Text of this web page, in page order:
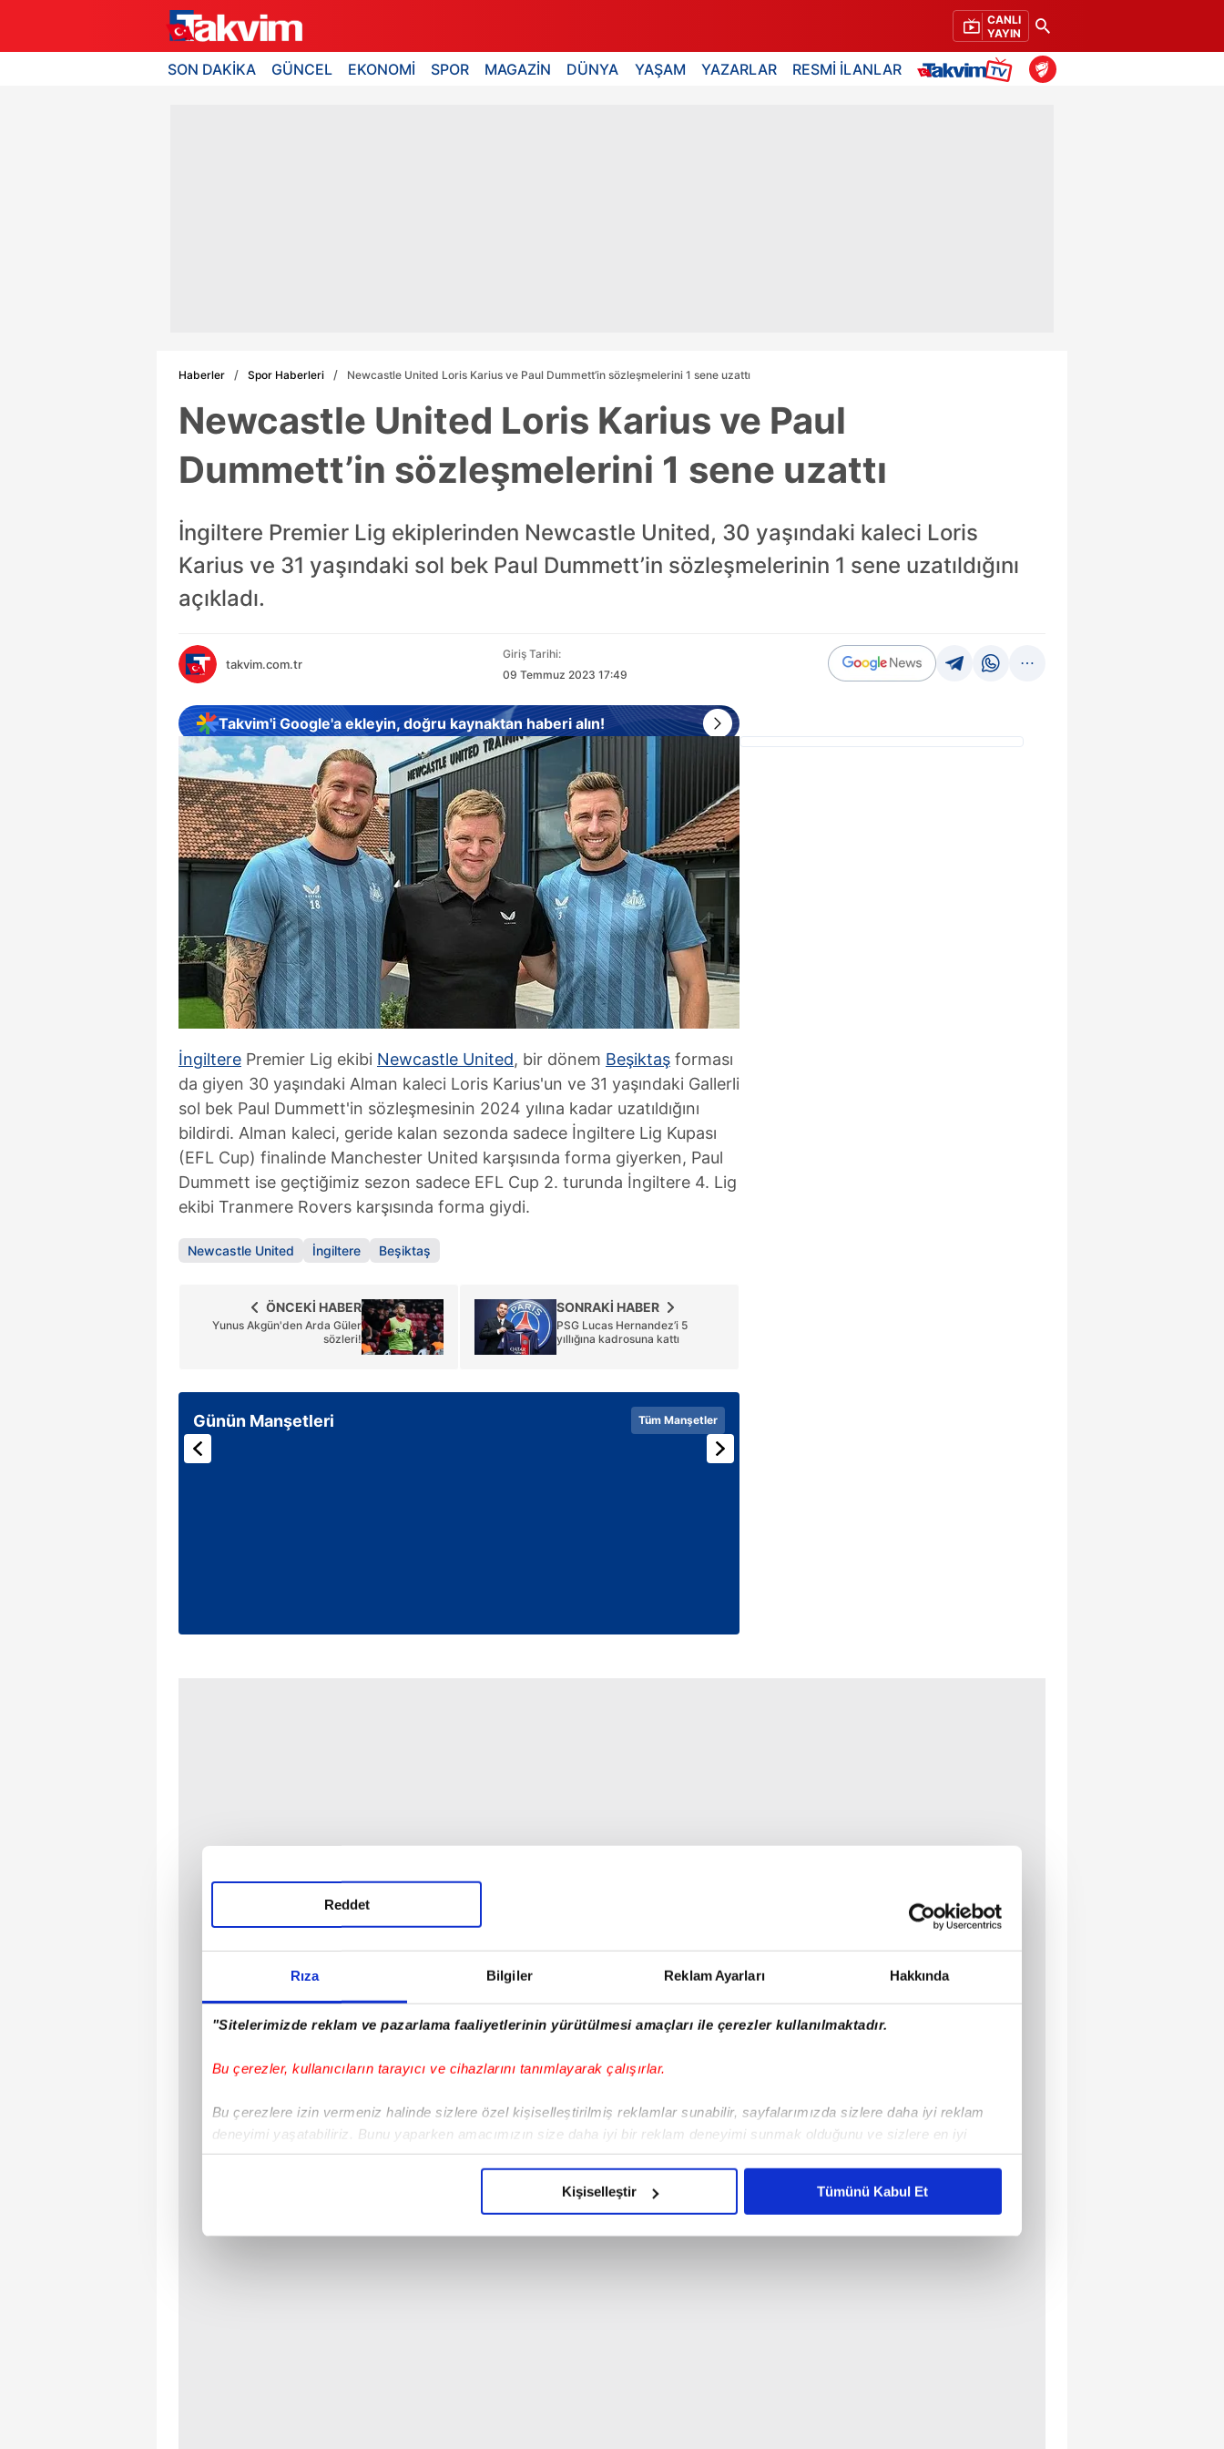
Rıza Bilgiler Reklam Ayarları Hakkında
"Sitelerimizde reklam ve pazarlama faaliyetlerinin yürütülmesi amaçları ile çerezler kullanılmaktadır.
Bu çerezler, kullanıcıların tarayıcı ve cihazlarını tanımlayarak çalışırlar.
Bu çerezlere izin vermeniz halinde sizlere özel kişiselleştirilmiş reklamlar sunabilir, sayfalarımızda sizlere daha iyi reklam
deneyimi yaşatabiliriz. Bunu yaparken amacımızın size daha iyi bir reklam deneyimi sunmak olduğunu ve sizlere en iyi
içerikleri sunabilmek adına elimizden gelen çabayı gösterdiğimizi ve bu noktada, reklamların maliyetlerimizi karşılamak
Reddet
Kişiselleştir Tümünü Kabul Et
CANLI
YAYIN
SON DAKİKA GÜNCEL EKONOMİ SPOR MAGAZİN DÜNYA YAŞAM YAZARLAR RESMİ İLANLAR
Haberler Spor Haberleri Newcastle United Loris Karius ve Paul Dummett’in sözleşmelerini 1 sene uzattı
Newcastle United Loris Karius ve Paul
Dummett’in sözleşmelerini 1 sene uzattı
İngiltere Premier Lig ekiplerinden Newcastle United, 30 yaşındaki kaleci Loris
Karius ve 31 yaşındaki sol bek Paul Dummett’in sözleşmelerinin 1 sene uzatıldığını
açıkladı.
takvim.com.tr
Giriş Tarihi:
09 Temmuz 2023 17:49
Takvim'i Google'a ekleyin, doğru kaynaktan haberi alın!
İngiltere Premier Lig ekibi Newcastle United, bir dönem Beşiktaş forması
da giyen 30 yaşındaki Alman kaleci Loris Karius'un ve 31 yaşındaki Gallerli
sol bek Paul Dummett'in sözleşmesinin 2024 yılına kadar uzatıldığını
bildirdi. Alman kaleci, geride kalan sezonda sadece İngiltere Lig Kupası
(EFL Cup) finalinde Manchester United karşısında forma giyerken, Paul
Dummett ise geçtiğimiz sezon sadece EFL Cup 2. turunda İngiltere 4. Lig
ekibi Tranmere Rovers karşısında forma giydi.
Newcastle United İngiltere Beşiktaş
SONRAKİ HABER
PSG Lucas Hernandez’i 5
yıllığına kadrosuna kattı
ÖNCEKİ HABER
Yunus Akgün'den Arda Güler
sözleri!
Günün Manşetleri Tüm Manşetler